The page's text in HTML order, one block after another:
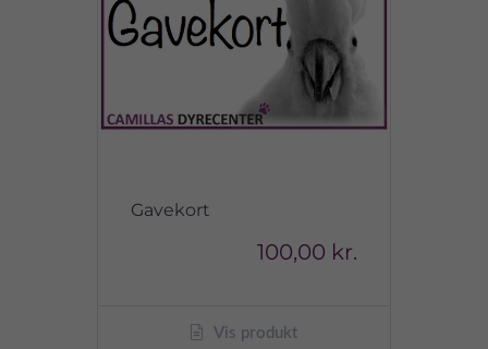
Gavekort
100,00 kr.
Vis produkt